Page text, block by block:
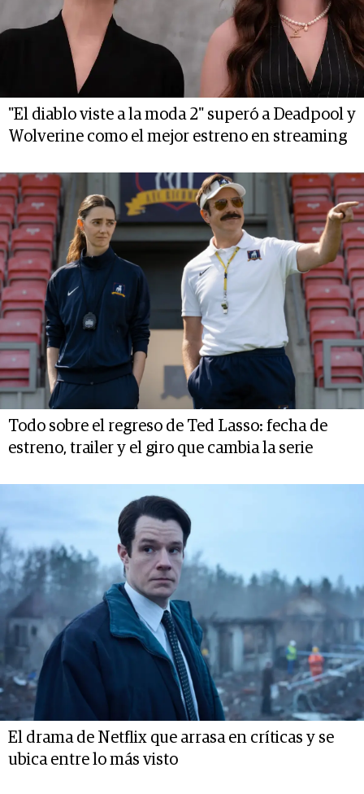
"El diablo viste a la moda 2" superó a Deadpool y
Wolverine como el mejor estreno en streaming
Todo sobre el regreso de Ted Lasso: fecha de
estreno, trailer y el giro que cambia la serie
El drama de Netflix que arrasa en críticas y se
ubica entre lo más visto